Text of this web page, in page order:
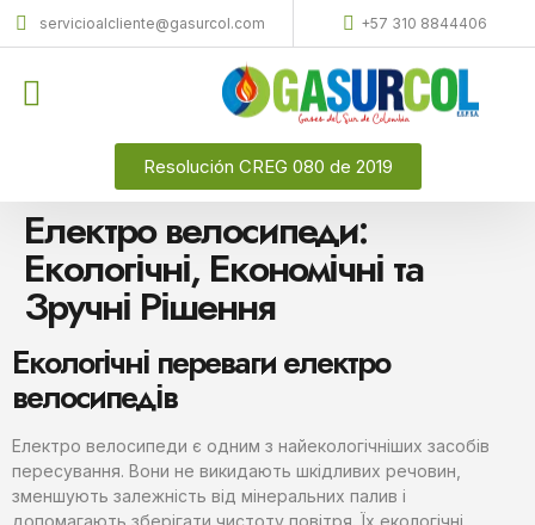
servicioalcliente@gasurcol.com +57 310 8844406
Resolución CREG 080 de 2019
Електро велосипеди:
Екологічні, Економічні та
Зручні Рішення
Екологічні переваги електро
велосипедів
Електро велосипеди є одним з найекологічніших засобів
пересування. Вони не викидають шкідливих речовин,
зменшують залежність від мінеральних палив і
допомагають зберігати чистоту повітря. Їх екологічні